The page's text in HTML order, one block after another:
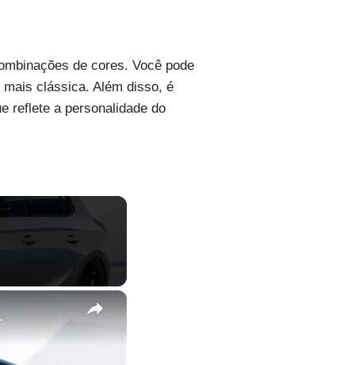
de cores. Você pode
clássica. Além disso, é
reflete a personalidade do
×